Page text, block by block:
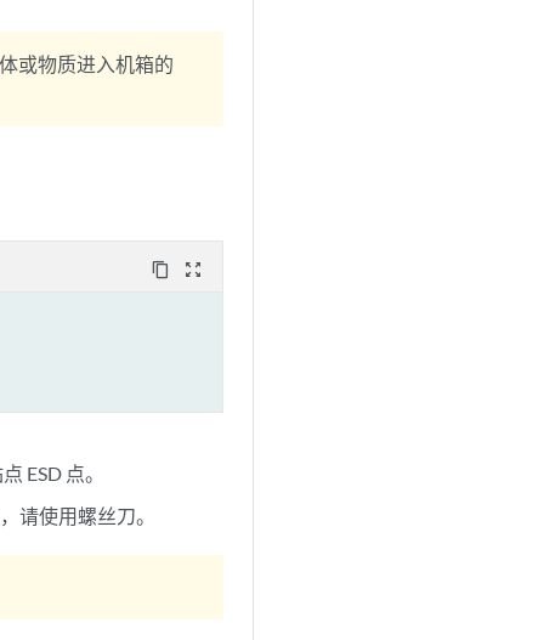
或物质进入机箱的
content_copy zoom_out_map
ESD 点。
请使用螺丝刀。